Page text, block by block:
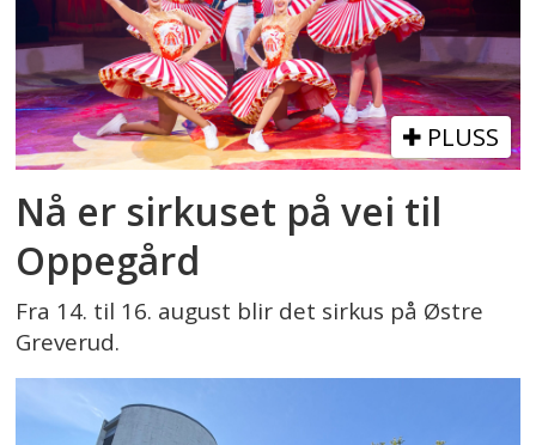
PLUSS
Nå er sirkuset på vei til
Oppegård
Fra 14. til 16. august blir det sirkus på Østre
Greverud.